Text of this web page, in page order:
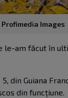
Images
am făcut în
din Guiana
din funcțiune.